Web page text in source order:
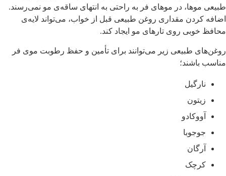
موها، در موهای فر به راحتی به انتهای ساقه‌ی مو نمی‌رسند.
کردن مقداری روغن طبیعی قبل از خواب، می‌تواند لایه‌ی
خوبی روی تارهای مو ایجاد کند.
طبیعی زیر می‌توانند برای تأمین و حفظ رطوبت موی فر
باشند؛
نارگیل
زیتون
آووکادو
جوجوبا
آرگان
کرچک